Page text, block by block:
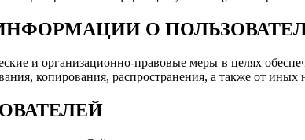
О
и организационно-правовые меры в целях
копирования, распространения, а также от иных